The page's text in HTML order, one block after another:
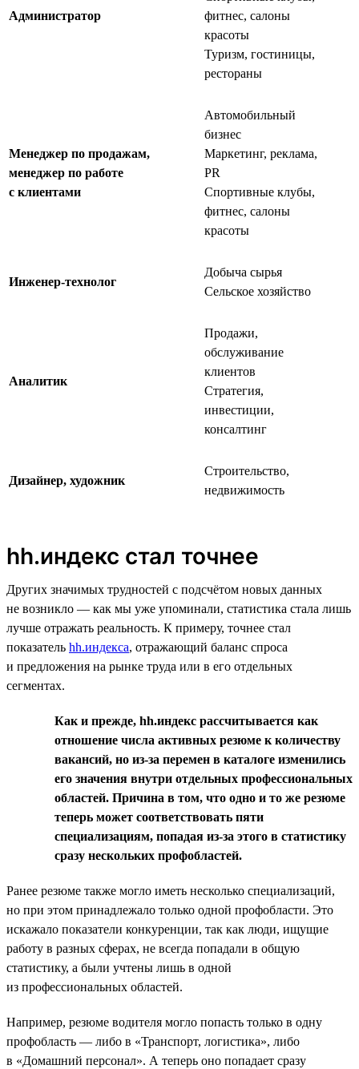
Администратор
фитнес, салоны
красоты
Туризм, гостиницы,
рестораны
Менеджер по продажам,
менеджер по работе
с клиентами
Автомобильный
бизнес
Маркетинг, реклама,
PR
Спортивные клубы,
фитнес, салоны
красоты
Инженер-технолог
Добыча сырья
Сельское хозяйство
Аналитик
Продажи,
обслуживание
клиентов
Стратегия,
инвестиции,
консалтинг
Дизайнер, художник
Строительство,
недвижимость
hh.индекс стал точнее
Других значимых трудностей с подсчётом новых данных
не возникло — как мы уже упоминали, статистика стала лишь
лучше отражать реальность. К примеру, точнее стал
показатель hh.индекса, отражающий баланс спроса
и предложения на рынке труда или в его отдельных
сегментах.
Как и прежде, hh.индекс рассчитывается как
отношение числа активных резюме к количеству
вакансий, но из-за перемен в каталоге изменились
его значения внутри отдельных профессиональных
областей. Причина в том, что одно и то же резюме
теперь может соответствовать пяти
специализациям, попадая из-за этого в статистику
сразу нескольких профобластей.
Ранее резюме также могло иметь несколько специализаций,
но при этом принадлежало только одной профобласти. Это
искажало показатели конкуренции, так как люди, ищущие
работу в разных сферах, не всегда попадали в общую
статистику, а были учтены лишь в одной
из профессиональных областей.
Например, резюме водителя могло попасть только в одну
профобласть — либо в «Транспорт, логистика», либо
в «Домашний персонал». А теперь оно попадает сразу